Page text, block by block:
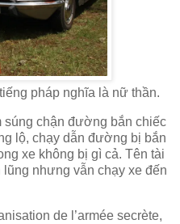
pháp nghĩa là nữ thần.
súng chận đường bắn chiếc
lộ, chạy dẫn đường bị bắn
xe không bị gì cả. Tên tài
nhưng vẫn chạy xe đến
de l’armée secrète,